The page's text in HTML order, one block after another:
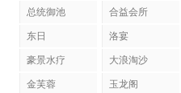
总统御池 合益会所
东日 洛宴
豪景水疗 大浪淘沙
金芙蓉 玉龙阁